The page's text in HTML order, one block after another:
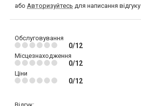
або Авторизуйтесь для написання відгуку
Обслуговування
0/12
Місцезнаходження
0/12
Ціни
0/12